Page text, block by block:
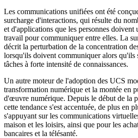
Les communications unifiées ont été
surcharge d'interactions, qui résulte du
et d'applications que les personnes doivent
travail pour communiquer entre elles. La
décrit la perturbation de la concentration
lorsqu'ils doivent communiquer alors qu'ils
tâches à forte intensité de connaissances.
Un autre moteur de l'adoption des UCS
transformation numérique et la montée en
d'œuvre numérique. Depuis le début de la
cette tendance s'est accentuée, de plus en
s'appuyant sur les communications
maison et les loisirs, ainsi que pour les
bancaires et la télésanté.